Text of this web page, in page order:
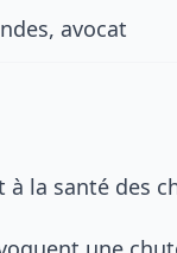
avocat
la santé des